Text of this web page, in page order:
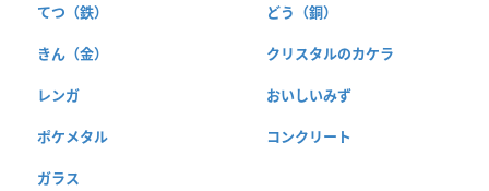
てつ（鉄） どう（銅）
きん（金） クリスタルのカケラ
レンガ おいしいみず
ポケメタル コンクリート
ガラス